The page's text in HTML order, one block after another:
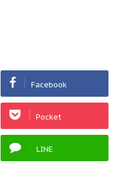
Facebook
Pocket
LINE